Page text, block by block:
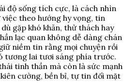
độ sống tích cực, là cách nhìn
việc theo hướng hy vọng, tin
gặp khó khăn, thử thách hay
lạc quan không dễ dàng chán
niềm tin rằng mọi chuyện rồi
tương lai tươi sáng phía trước.
tinh thần mà còn là sức mạnh
cường, bền bỉ, tự tin đối mặt